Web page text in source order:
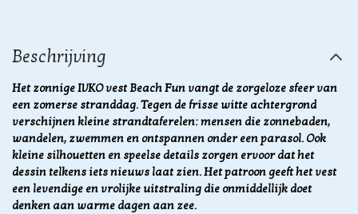
Beschrijving
Het zonnige IVKO vest Beach Fun vangt de zorgeloze sfeer van
een zomerse stranddag. Tegen de frisse witte achtergrond
verschijnen kleine strandtaferelen: mensen die zonnebaden,
wandelen, zwemmen en ontspannen onder een parasol. Ook
kleine silhouetten en speelse details zorgen ervoor dat het
dessin telkens iets nieuws laat zien. Het patroon geeft het vest
een levendige en vrolijke uitstraling die onmiddellijk doet
denken aan warme dagen aan zee.